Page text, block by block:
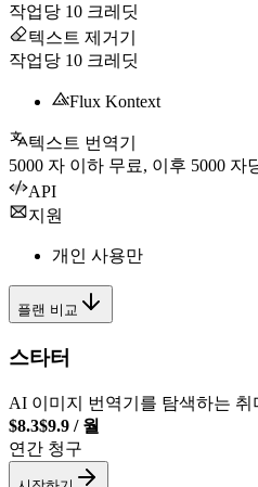
작업당 10 크레딧
텍스트 제거기
작업당 10 크레딧
Flux Kontext
텍스트 번역기
5000 자 이하 무료, 이후 5000 자
API
지원
개인 사용만
플랜 비교
스타터
AI 이미지 번역기를 탐색하는
$8.3$9.9 / 월
연간 청구